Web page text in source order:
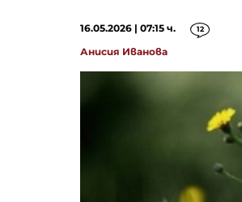
16.05.2026 | 07:15 ч. 12
Анисия Иванова